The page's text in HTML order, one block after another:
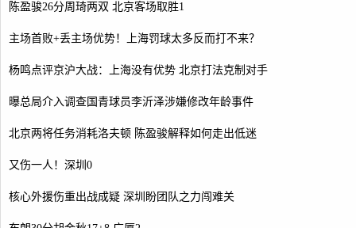
陈盈骏26分周琦两双 北京客场取胜1
主场首败+丢主场优势！上海罚球太多反而打不来？
杨鸣点评京沪大战：上海没有优势 北京打法克制对手
曝总局介入调查国青球员李沂泽涉嫌修改年龄事件
北京两将任务消耗洛夫顿 陈盈骏解释如何走出低迷
又伤一人！深圳0
核心外援伤重出战成疑 深圳盼团队之力闯难关